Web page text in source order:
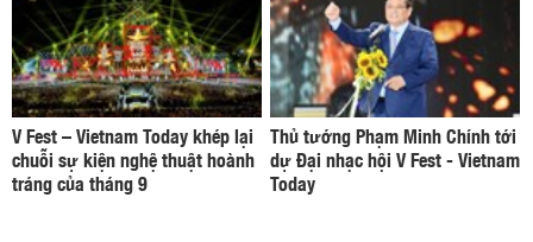
V Fest – Vietnam Today khép lại
chuỗi sự kiện nghệ thuật hoành
tráng của tháng 9
Thủ tướng Phạm Minh Chính tới
dự Đại nhạc hội V Fest - Vietnam
Today